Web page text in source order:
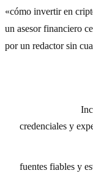
«cómo invertir en
un asesor financiero
por un redactor sin
credenciales y
fuentes fiables y